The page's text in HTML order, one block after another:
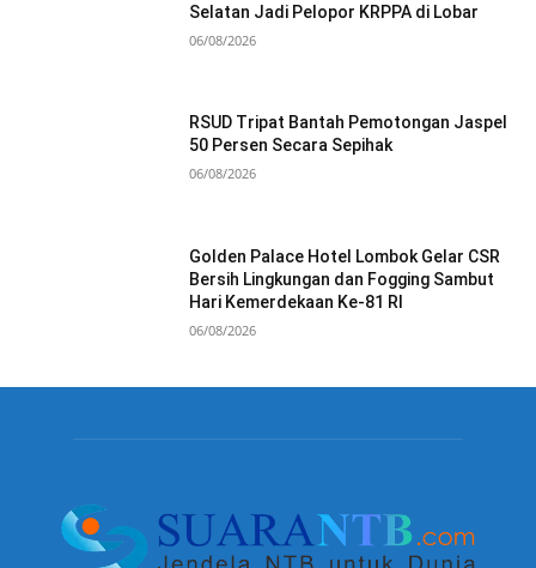
Selatan Jadi Pelopor KRPPA di Lobar
06/08/2026
RSUD Tripat Bantah Pemotongan Jaspel
50 Persen Secara Sepihak
06/08/2026
Golden Palace Hotel Lombok Gelar CSR
Bersih Lingkungan dan Fogging Sambut
Hari Kemerdekaan Ke-81 RI
06/08/2026